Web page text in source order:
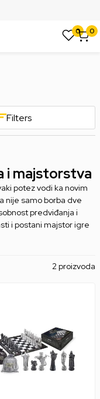
0 0
Filters
i majstorstva
potez vodi ka novim
nije samo borba dve
predviđanja i
i postani majstor igre
2 proizvoda